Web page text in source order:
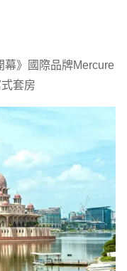
幕》國際品牌Mercure
套房